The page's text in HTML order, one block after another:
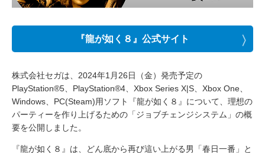
『龍が如く８』公式サイト
株式会社セガは、2024年1月26日（金）発売予定の
PlayStation®5、PlayStation®4、Xbox Series X|S、Xbox One、
Windows、PC(Steam)用ソフト『龍が如く８』について、理想の
パーティーを作り上げるための「ジョブチェンジシステム」の概
要を公開しました。
『龍が如く８』は、どん底から再び這い上がる男「春日一番」と